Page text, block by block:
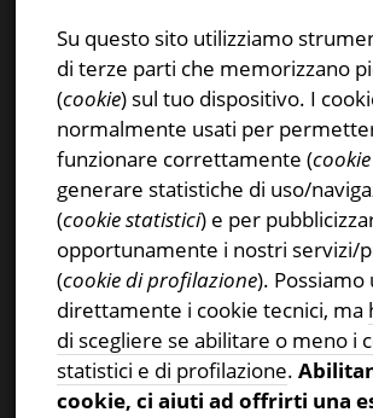
Instagram
Privacy & Cookies Policy
CERCA NEL SITO
Ricerca
Su questo sito utilizziamo
di terze parti che memorizzano
(cookie) sul tuo dispositivo. I
normalmente usati per
funzionare correttamente (
generare statistiche di uso/
(cookie statistici) e per
opportunamente i nostri servizi/
(cookie di profilazione). Possiamo
direttamente i cookie tecnici, ma
di scegliere se abilitare o meno i
statistici e di profilazione.
cookie, ci aiuti ad offrirti una